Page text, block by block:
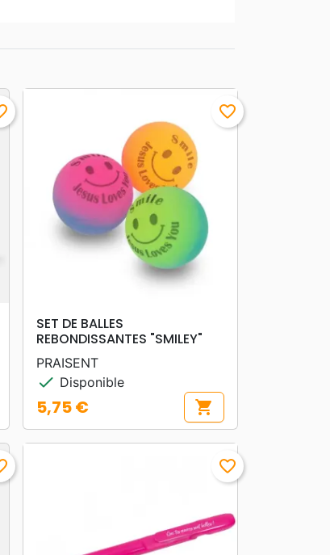
searchAPERÇU RAPIDE
favorite_border
SET DE BALLES
REBONDISSANTES "SMILEY"
PRAISENT
check Disponible
Prix
5,75 € shopping_cart
favorite_border